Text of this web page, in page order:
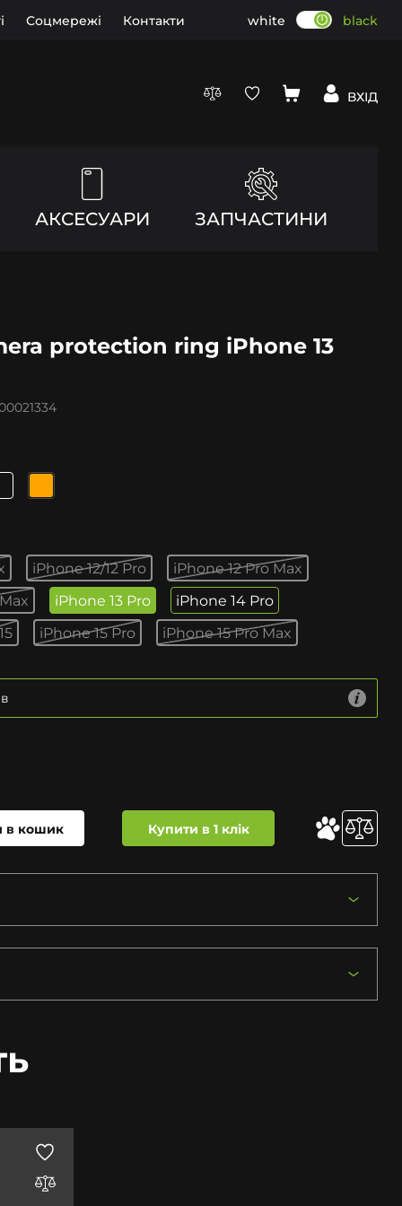
Соцмережі Контакти white black
ВХІД
АКСЕСУАРИ ЗАПЧАСТИНИ
protection ring iPhone 13
iPhone 12/12 Pro
iPhone 12 Pro Max
iPhone 13 Pro
iPhone 14 Pro
iPhone 15 Pro iPhone 15 Pro Max
в кошик Купити в 1 клік